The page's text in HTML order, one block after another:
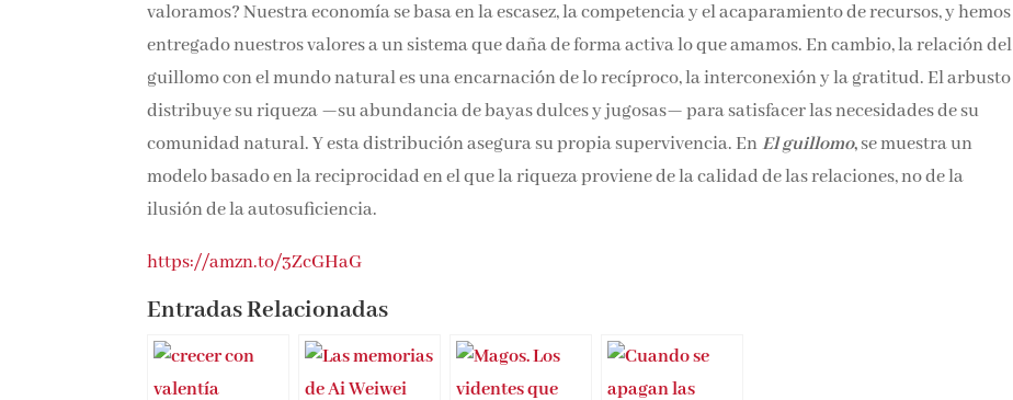
valoramos? Nuestra economía se basa en la escasez, la competencia y el acaparamiento de recursos, y hemos
entregado nuestros valores a un sistema que daña de forma activa lo que amamos. En cambio, la relación del
guillomo con el mundo natural es una encarnación de lo recíproco, la interconexión y la gratitud. El arbusto
distribuye su riqueza —su abundancia de bayas dulces y jugosas— para satisfacer las necesidades de su
comunidad natural. Y esta distribución asegura su propia supervivencia. EnEl guillomo,se muestra un
modelo basado en la reciprocidad en el que la riqueza proviene de la calidad de las relaciones, no de la
ilusión de la autosuficiencia.
https://amzn.to/3ZcGHaG
Entradas Relacionadas